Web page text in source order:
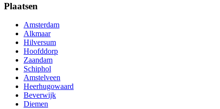
Plaatsen
Amsterdam
Alkmaar
Hilversum
Hoofddorp
Zaandam
Schiphol
Amstelveen
Heerhugowaard
Beverwijk
Diemen